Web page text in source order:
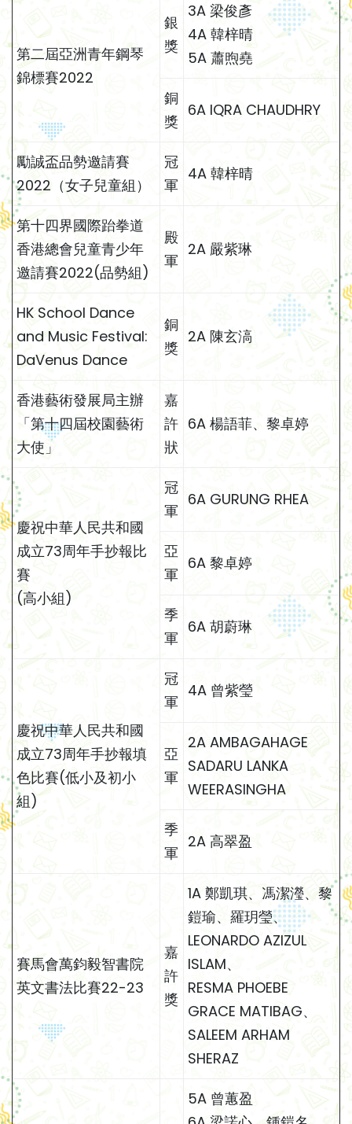
第二屆亞洲青年鋼琴
錦標賽2022
銀
獎
3A 梁俊彥
4A 韓梓晴
5A 蕭煦堯
銅
獎
6A IQRA CHAUDHRY
勵誠盃品勢邀請賽
2022（女子兒童組）
冠
軍
4A 韓梓晴
第十四界國際跆拳道
香港總會兒童青少年
邀請賽2022(品勢組)
殿
軍
2A 嚴紫琳
HK School Dance
and Music Festival:
DaVenus Dance
銅
獎
2A 陳玄滈
香港藝術發展局主辦
「第十四屆校園藝術
大使」
嘉
許
狀
6A 楊語菲、黎卓婷
慶祝中華人民共和國
成立73周年手抄報比
賽
(高小組)
冠
軍
6A GURUNG RHEA
亞
軍
6A 黎卓婷
季
軍
6A 胡蔚琳
慶祝中華人民共和國
成立73周年手抄報填
色比賽(低小及初小
組)
冠
軍
4A 曾紫瑩
亞
軍
2A AMBAGAHAGE
SADARU LANKA
WEERASINGHA
季
軍
2A 高翠盈
賽馬會萬鈞毅智書院
英文書法比賽22-23
嘉
許
獎
1A 鄭凱琪、馮潔瀅、黎
鎧瑜、羅玥瑩、
LEONARDO AZIZUL
ISLAM、
RESMA PHOEBE
GRACE MATIBAG、
SALEEM ARHAM
SHERAZ
5A 曾蕙盈